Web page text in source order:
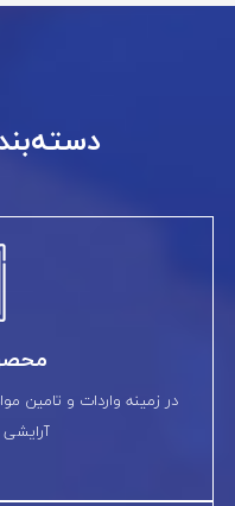
در زمینه واردات و تامین